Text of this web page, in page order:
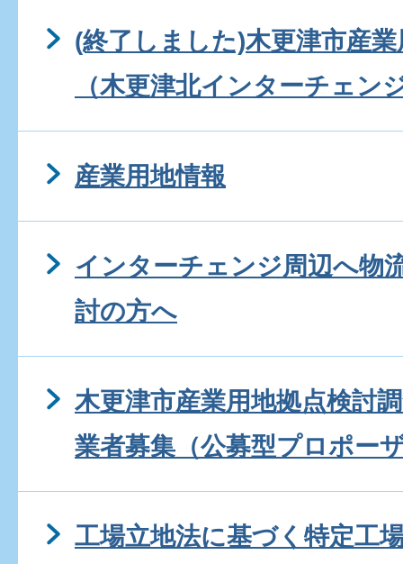
(終了しました)木更津市産
（木更津北インターチェン
産業用地情報
インターチェンジ周辺へ物
討の方へ
木更津市産業用地拠点検討
業者募集（公募型プロポー
工場立地法に基づく特定工